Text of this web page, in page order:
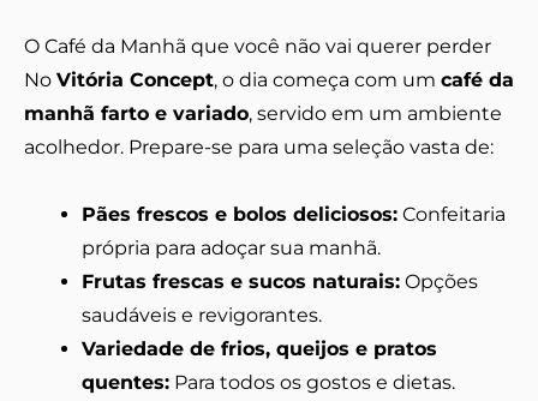
O Café da Manhã que você não vai querer perder
No Vitória Concept, o dia começa com um café da
manhã farto e variado, servido em um ambiente
acolhedor. Prepare-se para uma seleção vasta de:
Pães frescos e bolos deliciosos: Confeitaria
própria para adoçar sua manhã.
Frutas frescas e sucos naturais: Opções
saudáveis e revigorantes.
Variedade de frios, queijos e pratos
quentes: Para todos os gostos e dietas.